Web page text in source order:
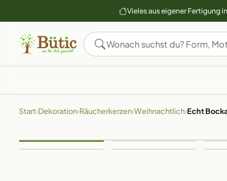
Vieles aus eigener Fertigung
Start›Dekoration›Räucherkerzen›Weihnachtlich›Echt